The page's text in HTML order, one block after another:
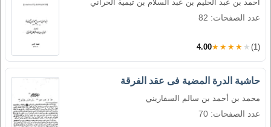
أحمد بن عبد الحليم بن عبد السلام بن تيمية الحراني
عدد الصفحات: 82
4.00★★★★★ (1)
حاشية الدرة المضية فى عقد الفرقة
محمد بن أحمد بن سالم السفاريني
عدد الصفحات: 70